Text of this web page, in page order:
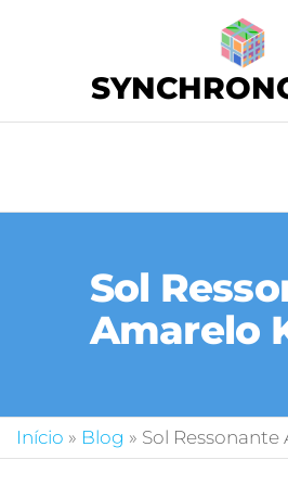
Sol
Amarelo
Início » Blog » Sol